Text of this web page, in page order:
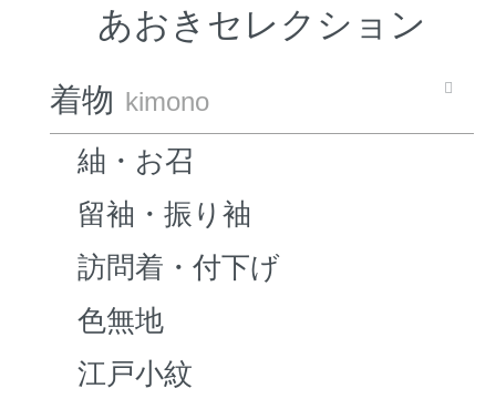
あおきセレクション
着物 kimono
紬・お召
留袖・振り袖
訪問着・付下げ
色無地
江戸小紋